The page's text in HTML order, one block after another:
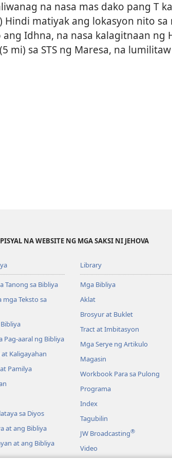
na nasa mas dako pang T
) Hindi matiyak ang lokasyon nito
ang Idhna, na nasa kalagitnaan ng
mi) sa STS ng Maresa, na
NA WEBSITE NG MGA SAKSI NI JEHOVA
Tanong sa Bibliya
mga Teksto sa
Pag-aaral ng Bibliya
Kaligayahan
Pamilya
sa Diyos
at ang Bibliya
at ang Bibliya
Library
Mga Bibliya
Aklat
Brosyur at Buklet
Tract at Imbitasyon
Mga Serye ng Artikulo
Magasin
Workbook Para sa Pulong
Programa
Index
Tagubilin
JW Broadcasting®
Video